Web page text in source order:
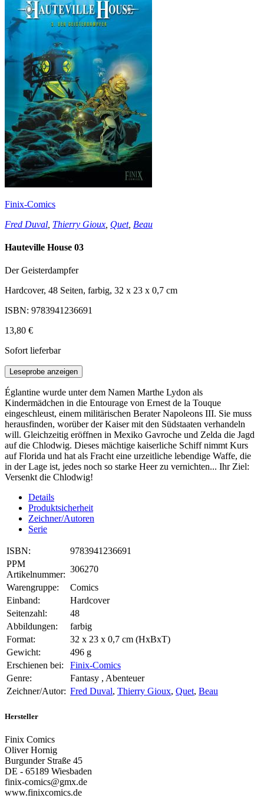
Finix-Comics
Fred Duval Thierry Gioux Quet, Beau
Hauteville House 03
Der Geisterdampfer
Hardcover, 48 Seiten, farbig, 32 x 23 x 0,7 cm
ISBN: 9783941236691
13,80 €
Sofort lieferbar
Leseprobe anzeigen
Églantine wurde unter dem Namen Marthe Lydon als
Kindermädchen in die Entourage von Ernest de la Touque
eingeschleust, einem militärischen Berater Napoleons III. Sie muss
herausfinden, worüber der Kaiser mit den Südstaaten verhandeln
will. Gleichzeitig eröffnen in Mexiko Gavroche und Zelda die Jagd
auf die Chlodwig. Dieses mächtige kaiserliche Schiff nimmt Kurs
auf Florida und hat als Fracht eine urzeitliche lebendige Waffe, die
in der Lage ist, jedes noch so starke Heer zu vernichten... Ihr Ziel:
Versenkt die Chlodwig!
Details
Produktsicherheit
Zeichner/Autoren
Serie
ISBN:
9783941236691
PPM
Artikelnummer:
306270
Warengruppe:
Comics
Einband:
Hardcover
Seitenzahl:
48
Abbildungen:
farbig
Format:
32 x 23 x 0,7 cm (HxBxT)
Gewicht:
496 g
Erschienen bei:
Finix-Comics
Genre:
Fantasy , Abenteuer
Zeichner/Autor: Fred Duval, Thierry Gioux, Quet, Beau
Hersteller
Finix Comics
Oliver Hornig
Burgunder Straße 45
DE - 65189 Wiesbaden
finix-comics@gmx.de
www.finixcomics.de